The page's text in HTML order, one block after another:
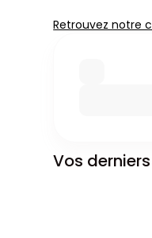
Retrouvez notre
Vos